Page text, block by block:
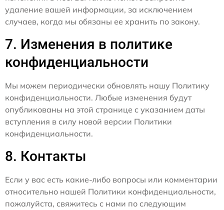
удаление вашей информации, за исключением
случаев, когда мы обязаны ее хранить по закону.
7. Изменения в политике
конфиденциальности
Мы можем периодически обновлять нашу Политику
конфиденциальности. Любые изменения будут
опубликованы на этой странице с указанием даты
вступления в силу новой версии Политики
конфиденциальности.
8. Контакты
Если у вас есть какие-либо вопросы или комментарии
относительно нашей Политики конфиденциальности,
пожалуйста, свяжитесь с нами по следующим